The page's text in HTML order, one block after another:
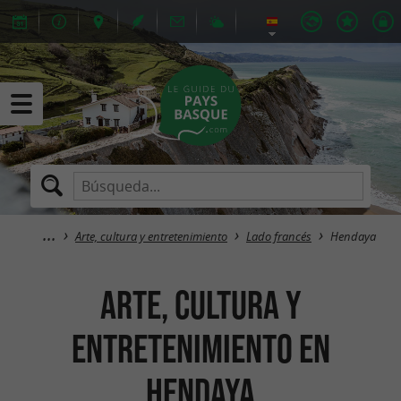
Arte, cultura y entretenimiento Lado francés Hendaya
Arte, cultura y
entretenimiento en
Hendaya